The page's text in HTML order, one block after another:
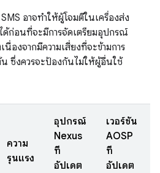
อาจทำให้ผู้โจมตีในเครื่องส่ง
ด้ก่อนที่จะมีการจัดเตรียมอุปกรณ์
องจากมีความเสี่ยงที่จะข้ามการ
น ซึ่งควรจะป้องกันไม่ให้ผู้อื่นใช้
ความ
รุนแรง
อุปกรณ์
Nexus
ที่
อัปเดต
เวอร์ชัน
AOSP
ที่
อัปเดต